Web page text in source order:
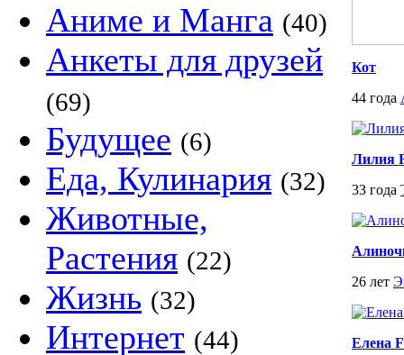
Аниме и Манга (40)
Анкеты для друзей
(69)
Будущее (6)
Еда, Кулинария (32)
Животные,
Растения (22)
Жизнь (32)
Интернет (44)
Кот
44 года
Лилия
33 года
26 лет
Елена